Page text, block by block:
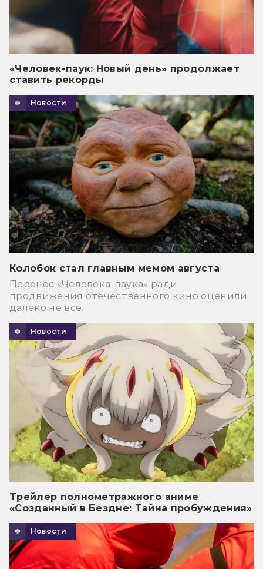
«Человек-паук: Новый день» продолжает
ставить рекорды
Новости
Колобок стал главным мемом августа
Перенос «Человека-паука» ради
продвижения отечественного кино оценили
далеко не все.
Новости
Трейлер полнометражного аниме
«Созданный в Бездне: Тайна пробуждения»
Новости